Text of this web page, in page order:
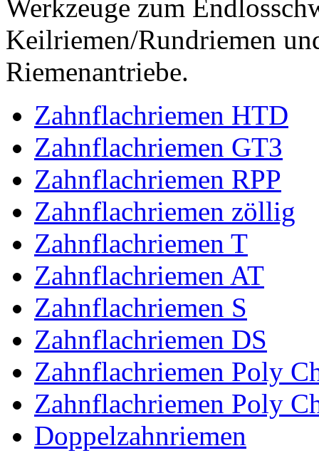
Werkzeuge zum
Keilriemen/Rundriemen
Riemenantriebe.
Zahnflachriemen HTD
Zahnflachriemen GT3
Zahnflachriemen RPP
Zahnflachriemen zöllig
Zahnflachriemen T
Zahnflachriemen AT
Zahnflachriemen S
Zahnflachriemen DS
Zahnflachriemen Poly
Zahnflachriemen Poly
Doppelzahnriemen